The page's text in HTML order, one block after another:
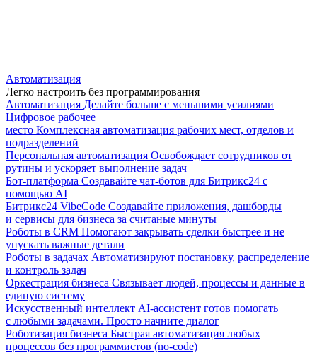
Автоматизация
Легко настроить без программирования
Автоматизация Делайте больше с меньшими усилиями
Цифровое рабочее
место Комплексная автоматизация рабочих мест, отделов и
подразделений
Персональная автоматизация Освобождает сотрудников от
рутины и ускоряет выполнение задач
Бот-платформа Создавайте чат-ботов для Битрикс24 с
помощью AI
Битрикс24 VibeCode Создавайте приложения, дашборды
и сервисы для бизнеса за считаные минуты
Роботы в CRM Помогают закрывать сделки быстрее и не
упускать важные детали
Роботы в задачах Автоматизируют постановку, распределение
и контроль задач
Оркестрация бизнеса Связывает людей, процессы и данные в
единую систему
Искусственный интеллект AI-ассистент готов помогать
с любыми задачами. Просто начните диалог
Роботизация бизнеса Быстрая автоматизация любых
процессов без программистов (no-code)